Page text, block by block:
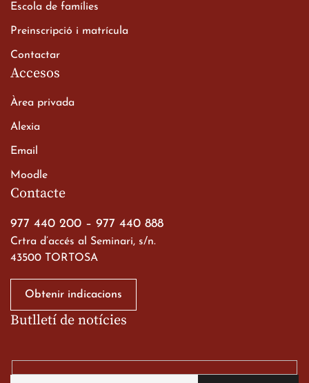
Batxillerat
a les ciutats imperials
alumnes al Tortosa
Contacte
977 440 200 – 977 440 888
Crtra d’accés al Seminari, s/n.
43500 TORTOSA
Obtenir indicacions
Escola de famílies
Preinscripció i matrícula
Contactar
Accesos
Àrea privada
Alexia
Email
Moodle
Butlletí de notícies